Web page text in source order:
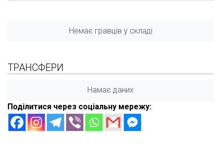
Немає гравців у складі
ТРАНСФЕРИ
Намає даних
Поділитися через соціальну мережу: